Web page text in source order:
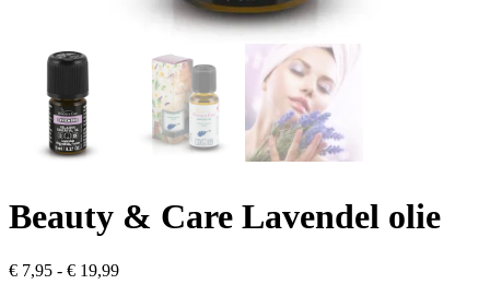
Beauty & Care Lavendel olie
€ 7,95 - € 19,99Prijsklasse: